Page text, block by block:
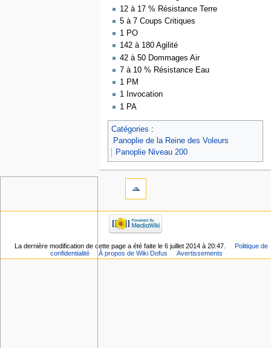
12 à 17 % Résistance Terre
5 à 7 Coups Critiques
1 PO
142 à 180 Agilité
42 à 50 Dommages Air
7 à 10 % Résistance Eau
1 PM
1 Invocation
1 PA
Catégories :
Panoplie de la Reine des Voleurs
Panoplie Niveau 200
La dernière modification de cette page a été faite le 6 juillet 2014 à 20:47.
Politique de
confidentialité
À propos de Wiki Dofus Avertissements